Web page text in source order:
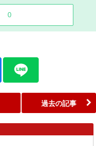
0
過去の記事